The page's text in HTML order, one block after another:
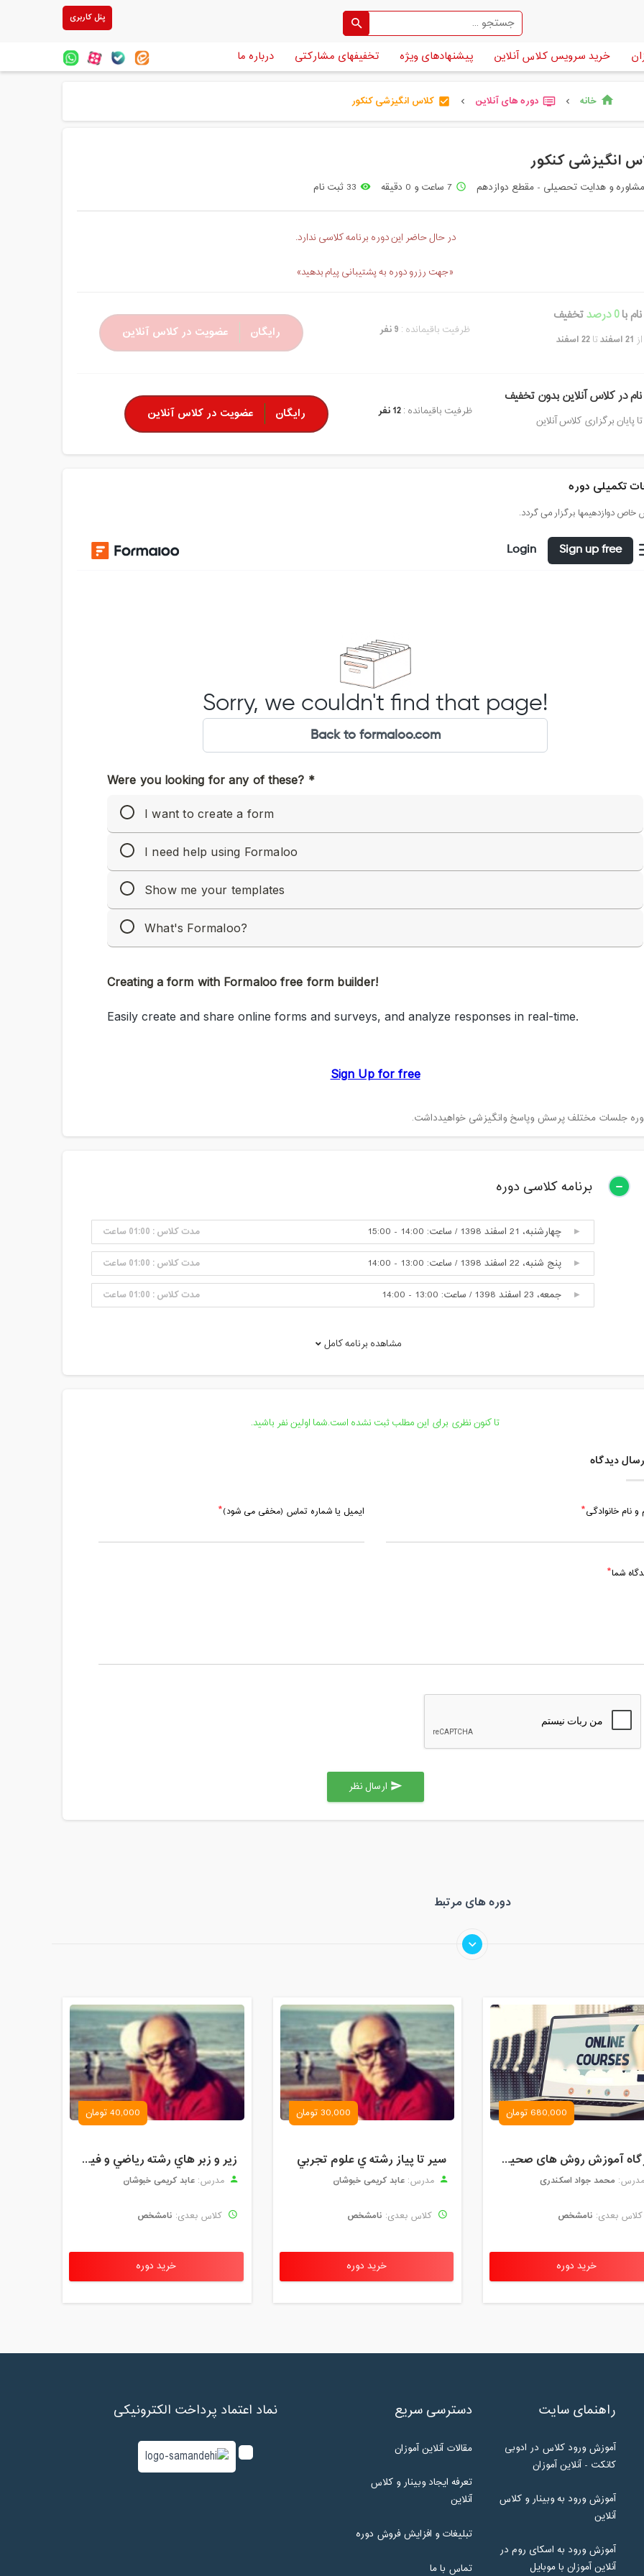
پنل کاربری
خرید سرویس کلاس آنلاین پیشنهادهای ویژه تخفیفهای مشارکتی درباره ما
home خانه chevron_left
dvr دوره های آنلاین chevron_left
check_box کلاس انگیزشی کنکور
انگیزشی کنکور
مشاوره و هدایت تحصیلی - مقطع دوازدهم access_time 7 ساعت و 0 دقیقه remove_red_eye 33 ثبت نام
در حال حاضر این دوره برنامه کلاسی ندارد.
«جهت رزرو دوره به پشتیبانی پیام بدهید»
با0 درصد تخفیف
21 اسفند تا22 اسفند
ظرفیت باقیمانده : 9 نفر رایگان عضویت در کلاس آنلاین
در کلاس آنلاین بدون تخفیف
پایان برگزاری کلاس آنلاین
ظرفیت باقیمانده :12 نفر رایگان عضویت در کلاس آنلاین
تکمیلی دوره
خاص دوازدهیمها برگزار می گردد.
جلسات مختلف پرسش وپاسخ وانگیزشی خواهیدداشت.
برنامه کلاسی دوره
چهارشنبه، 21 اسفند 1398 / ساعت: 14:00 - 15:00 مدت کلاس : 01:00 ساعت
پنج شنبه، 22 اسفند 1398 / ساعت: 13:00 - 14:00 مدت کلاس : 01:00 ساعت
جمعه، 23 اسفند 1398 / ساعت: 13:00 - 14:00 مدت کلاس : 01:00 ساعت
مشاهده برنامه کامل
تا کنون نظری برای این مطلب ثبت نشده است.شما اولین نفر باشید.
دیدگاه
و نام خانوادگی ایمیل یا شماره تماس (مخفی می شود)
شما
send
دوره های مرتبط
680,000 تومان
کارگاه آموزش روش های صحیح درس خواندن همراه با یادگیری بدون فراموشی
مدرس: محمد جواد اسکندری
کلاس بعدی: نامشخص
خرید دوره
30,000 تومان
سير تا پياز رشته ي علوم تجربي
مدرس: عابد کریمی خبوشان
کلاس بعدی: نامشخص
خرید دوره
40,000 تومان
زير و زبر هاي رشته رياضي و فيزيك
مدرس: عابد کریمی خبوشان
کلاس بعدی: نامشخص
خرید دوره
راهنمای سایت
آموزش ورود کلاس در ادوبی
کانکت - آنلاین آموزان
آموزش ورود به وبینار و کلاس
آنلاین
آموزش ورود به اسکای روم در
آنلاین آموزان با موبایل
دسترسی سریع
مقالات آنلاین آموزان
تعرفه ایجاد وبینار و کلاس
آنلاین
تبلیغات و افزایش فروش دوره
تماس با ما
نماد اعتماد پرداخت الکترونیکی